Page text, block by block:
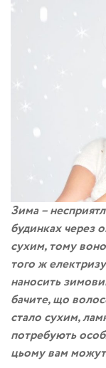
Зима –
будинках через
сухим, тому
того ж
наносить
бачите, що
стало сухим,
потребують
цьому вам